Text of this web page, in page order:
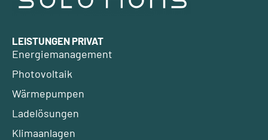
LEISTUNGEN PRIVAT
Energiemanagement
Photovoltaik
Wärmepumpen
Ladelösungen
Klimaanlagen